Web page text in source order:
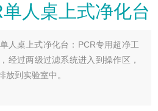
人桌上式净化台
人桌上式净化台：PCR专用超净工
经过两级过滤系统进入到操作区，
放到实验室中。